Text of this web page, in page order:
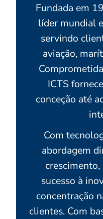
Fundada em
líder mundial
servindo
aviação,
ICTS
conceção até
Com
abordagem
crescimento,
sucesso à
concentração
clientes. Com